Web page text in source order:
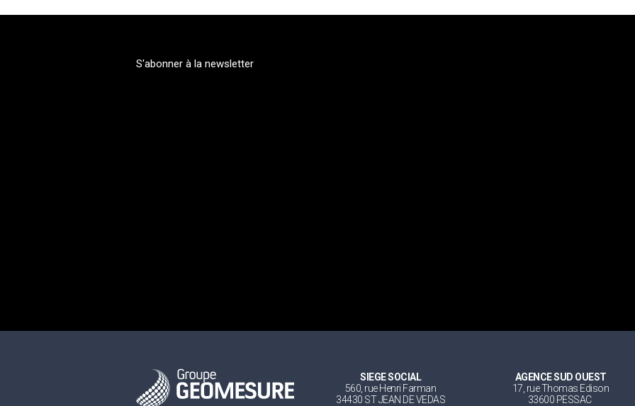
S'abonner à la newsletter
SIEGE SOCIAL
560, rue Henri Farman
34430 ST JEAN DE VEDAS
AGENCE SUD OUEST
17, rue Thomas Edison
33600 PESSAC